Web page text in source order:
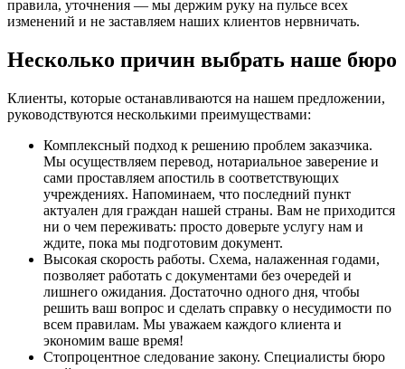
правила, уточнения — мы держим руку на пульсе всех
изменений и не заставляем наших клиентов нервничать.
Несколько причин выбрать наше бюро
Клиенты, которые останавливаются на нашем предложении,
руководствуются несколькими преимуществами:
Комплексный подход к решению проблем заказчика.
Мы осуществляем перевод, нотариальное заверение и
сами проставляем апостиль в соответствующих
учреждениях. Напоминаем, что последний пункт
актуален для граждан нашей страны. Вам не приходится
ни о чем переживать: просто доверьте услугу нам и
ждите, пока мы подготовим документ.
Высокая скорость работы. Схема, налаженная годами,
позволяет работать с документами без очередей и
лишнего ожидания. Достаточно одного дня, чтобы
решить ваш вопрос и сделать справку о несудимости по
всем правилам. Мы уважаем каждого клиента и
экономим ваше время!
Стопроцентное следование закону. Специалисты бюро